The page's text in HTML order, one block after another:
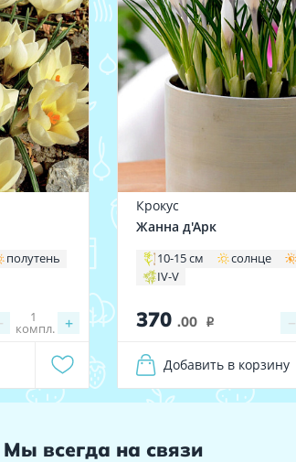
полутень
+
1
компл.
Крокус
Жанна д'Арк
10-15 см солнце
IV-V
370 .00 i −
Добавить в корзину
Мы всегда на связи